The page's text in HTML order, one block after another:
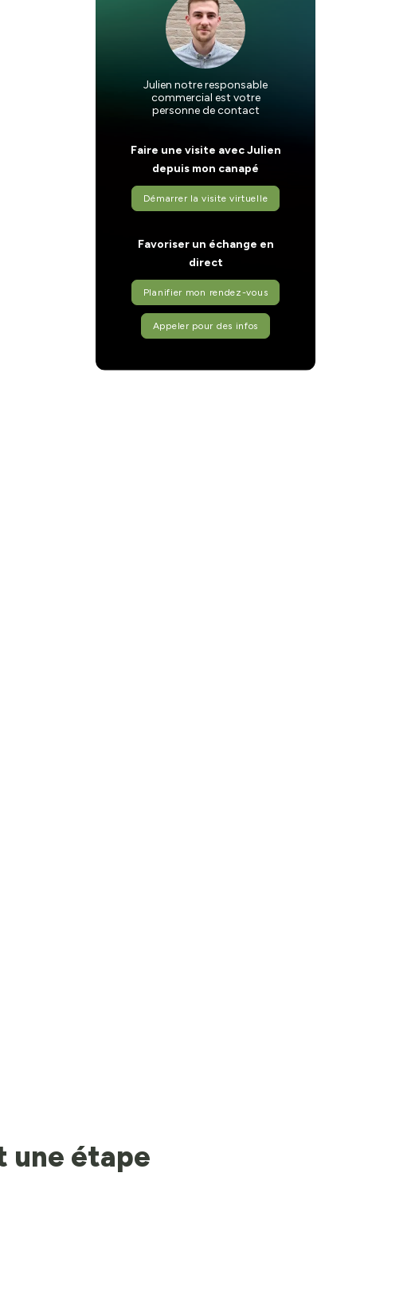
Julien notre responsable
commercial est votre
personne de contact
Faire une visite avec Julien
depuis mon canapé
Démarrer la visite virtuelle
Favoriser un échange en
direct
Planifier mon rendez-vous
Appeler pour des infos
une étape